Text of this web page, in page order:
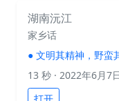
湖南沅江
家乡话
● 文明其精神，野蛮
13 秒 · 2022年6月7